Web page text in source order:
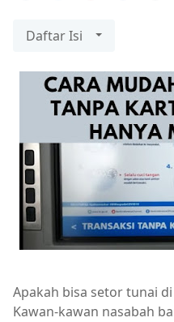
Daftar Isi
Apakah bisa setor tunai
Kawan-kawan nasabah